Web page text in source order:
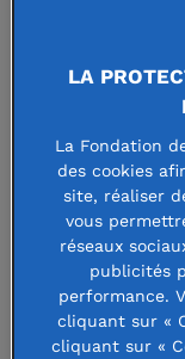
6 juillet 2023
Le sport
LA
La Fondation
des cookies
site, réaliser
vous
réseaux
publicités
performance.
cliquant sur «
cliquant sur «